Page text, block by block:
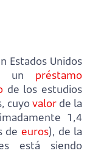
Estados Unidos
un préstamo
de los estudios
cuyovalorde la
1,4
de euros), de la
está siendo